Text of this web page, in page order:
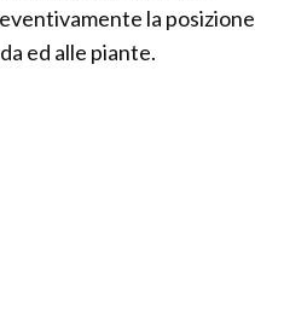
la posizione
ed alle piante.